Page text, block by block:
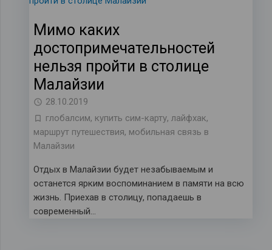
Мимо каких
достопримечательностей
нельзя пройти в столице
Малайзии
28.10.2019
глобалсим, купить сим-карту, лайфхак,
маршрут путешествия, мобильная связь в
Малайзии
Отдых в Малайзии будет незабываемым и
останется ярким воспоминанием в памяти на всю
жизнь. Приехав в столицу, попадаешь в
современный…